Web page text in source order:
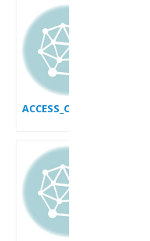
ACCESS_CREER_UN_INDEX